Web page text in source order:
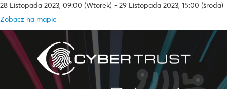
28 Listopada 2023, 09:00 (Wtorek) - 29 Listopada 2023, 15:00 (środa)
Zobacz na mapie